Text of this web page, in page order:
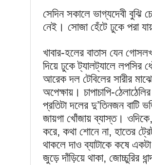
সেদিন সকালে ভাগ্যদেবী বুঝি
নেই। সোজা হেঁটে ঢুকে পরা
খাবার-হলের বাতাস যেন
দিয়ে ঢুকে ট্যালট্যালে লপসির
আরেক দল টেবিলের সারীর
অপেক্ষায়। চাপাচাপি-
প্রতিটা দলের দু’তিনজন বাটি
জায়গা খোঁজায় ব্যাস্ত।
করে, কথা শোনে না, হাতের
থাকলে দাও ব্যাটাকে কষে
জুড়ে দাঁড়িয়ে থাকা, জোচ্চুরির